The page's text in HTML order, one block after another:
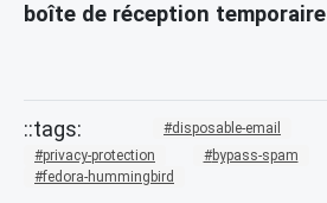
boîte de réception temporaire
disposable-email
privacy-protection
bypass-spam
fedora-hummingbird